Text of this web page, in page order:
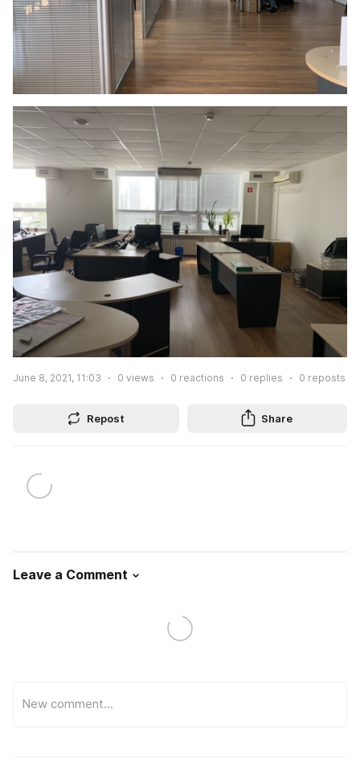
June 8, 2021, 11:03 0 views 0 reactions 0 replies 0 reposts
Repost Share
Leave a Comment